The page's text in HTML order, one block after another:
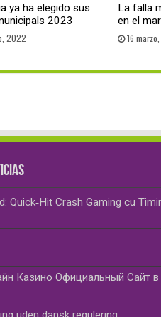
ya ha elegido sus
2023
2022
La falla
en el
16
Quick‑Hit Crash Gaming cu
Казино Официальный Сайт